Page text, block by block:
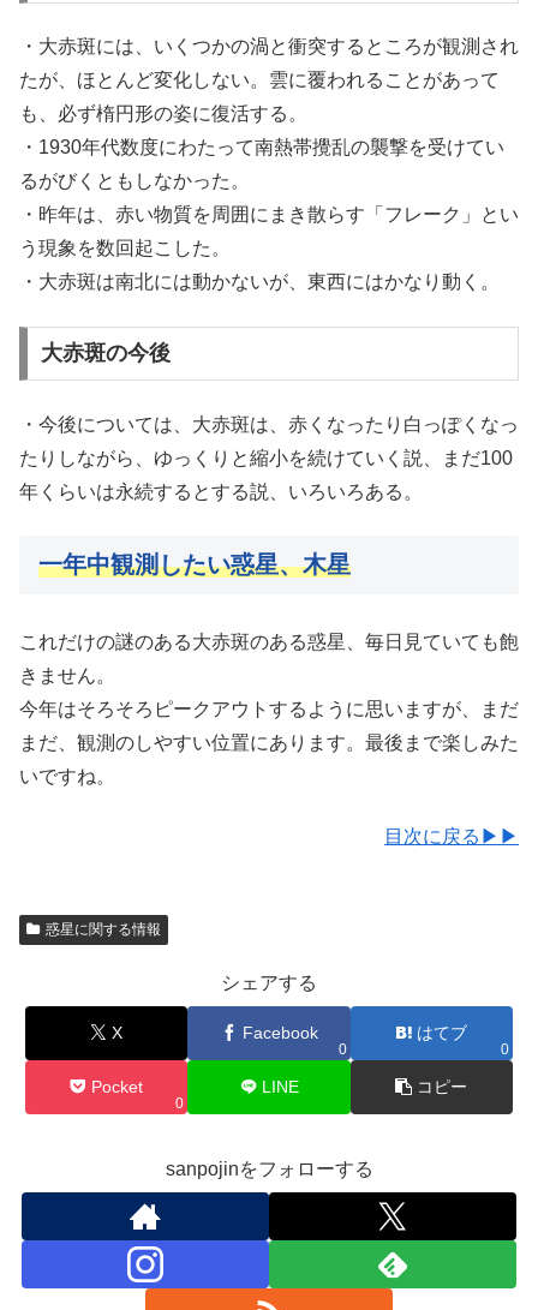
・大赤斑には、いくつかの渦と衝突するところが観測され
たが、ほとんど変化しない。雲に覆われることがあって
も、必ず楕円形の姿に復活する。
・1930年代数度にわたって南熱帯攪乱の襲撃を受けてい
るがびくともしなかった。
・昨年は、赤い物質を周囲にまき散らす「フレーク」とい
う現象を数回起こした。
・大赤斑は南北には動かないが、東西にはかなり動く。
大赤斑の今後
・今後については、大赤斑は、赤くなったり白っぽくなっ
たりしながら、ゆっくりと縮小を続けていく説、まだ100
年くらいは永続するとする説、いろいろある。
一年中観測したい惑星、木星
これだけの謎のある大赤斑のある惑星、毎日見ていても飽
きません。
今年はそろそろピークアウトするように思いますが、まだ
まだ、観測のしやすい位置にあります。最後まで楽しみた
いですね。
目次に戻る▶▶
惑星に関する情報
シェアする
X Facebook
0
はてブ
0
Pocket
0
LINE コピー
sanpojinをフォローする